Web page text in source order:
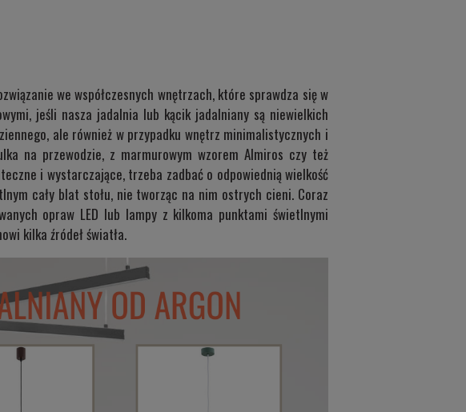
we współczesnych wnętrzach, które sprawdza się w
jeśli nasza jadalnia lub kącik jadalniany są niewielkich
ale również w przypadku wnętrz minimalistycznych i
na przewodzie, z marmurowym wzorem Almiros czy też
i wystarczające, trzeba zadbać o odpowiednią wielkość
cały blat stołu, nie tworząc na nim ostrych cieni. Coraz
opraw LED lub lampy z kilkoma punktami świetlnymi
kilka źródeł światła.